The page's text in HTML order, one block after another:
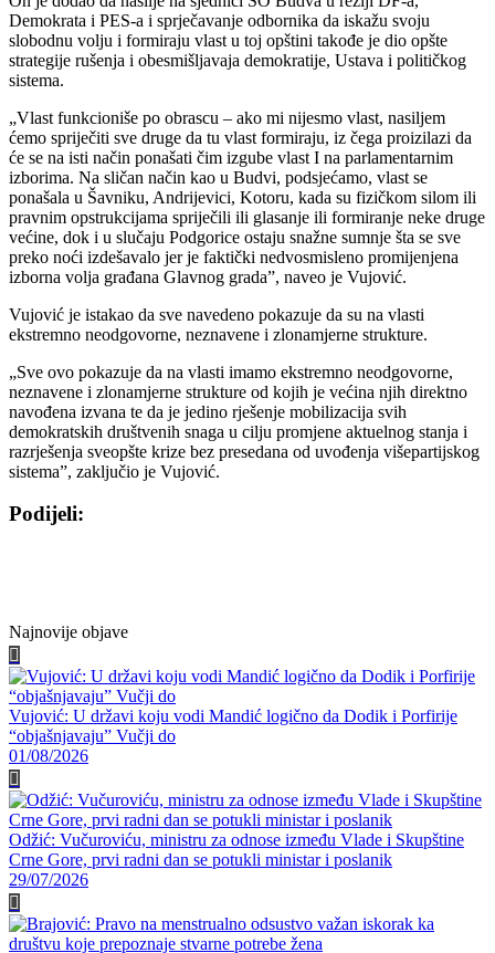
Demokrata i PES-a i sprječavanje odbornika da iskažu svoju
slobodnu volju i formiraju vlast u toj opštini takođe je dio opšte
strategije rušenja i obesmišljavaja demokratije, Ustava i političkog
sistema.
„Vlast funkcioniše po obrascu – ako mi nijesmo vlast, nasiljem
ćemo spriječiti sve druge da tu vlast formiraju, iz čega proizilazi da
će se na isti način ponašati čim izgube vlast I na parlamentarnim
izborima. Na sličan način kao u Budvi, podsjećamo, vlast se
ponašala u Šavniku, Andrijevici, Kotoru, kada su fizičkom silom ili
pravnim opstrukcijama spriječili ili glasanje ili formiranje neke druge
većine, dok i u slučaju Podgorice ostaju snažne sumnje šta se sve
preko noći izdešavalo jer je faktički nedvosmisleno promijenjena
izborna volja građana Glavnog grada”, naveo je Vujović.
Vujović je istakao da sve navedeno pokazuje da su na vlasti
ekstremno neodgovorne, neznavene i zlonamjerne strukture.
„Sve ovo pokazuje da na vlasti imamo ekstremno neodgovorne,
neznavene i zlonamjerne strukture od kojih je većina njih direktno
navođena izvana te da je jedino rješenje mobilizacija svih
demokratskih društvenih snaga u cilju promjene aktuelnog stanja i
razrješenja sveopšte krize bez presedana od uvođenja višepartijskog
sistema”, zaključio je Vujović.
Podijeli:
Najnovije objave
Vujović: U državi koju vodi Mandić logično da Dodik i Porfirije
“objašnjavaju” Vučji do
01/08/2026
Odžić: Vučuroviću, ministru za odnose između Vlade i Skupštine
Crne Gore, prvi radni dan se potukli ministar i poslanik
29/07/2026